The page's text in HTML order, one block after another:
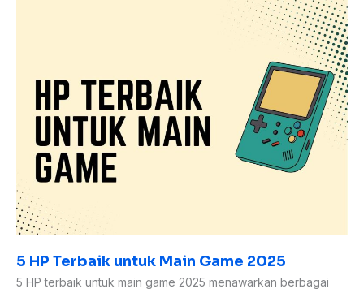
5 HP Terbaik untuk Main Game 2025
5 HP terbaik untuk main game 2025 menawarkan berbagai
Main
Game
2025